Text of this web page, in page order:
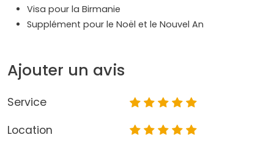
Visa pour la Birmanie
Supplément pour le Noël et le Nouvel An
Ajouter un avis
Service
Location